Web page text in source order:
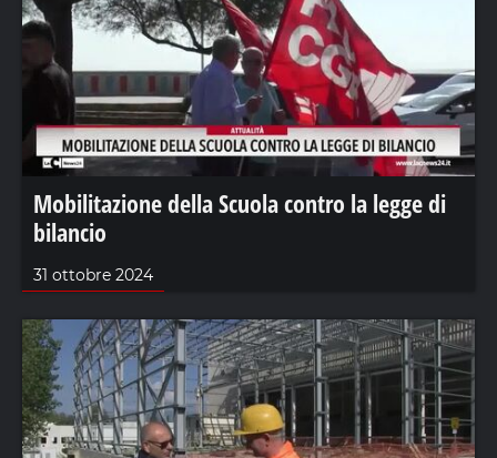
Mobilitazione della Scuola contro la legge di
bilancio
31 ottobre 2024